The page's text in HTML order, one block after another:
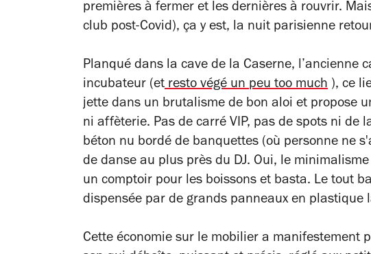
premières à fermer et les dernières à rouvrir.
club post-Covid), ça y est, la nuit parisienne
Planqué dans la cave de la Caserne, l’ancienne
incubateur (et resto végé un peu too much ), ce
jette dans un brutalisme de bon aloi et propose
ni affèterie. Pas de carré VIP, pas de spots ni de
béton nu bordé de banquettes (où personne ne
de danse au plus près du DJ. Oui, le
un comptoir pour les boissons et basta. Le tout
dispensée par de grands panneaux en plastique
Cette économie sur le mobilier a manifestement